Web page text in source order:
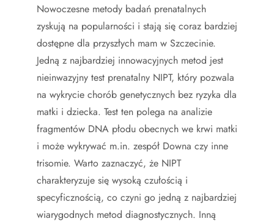
Nowoczesne metody badań prenatalnych
zyskują na popularności i stają się coraz bardziej
dostępne dla przyszłych mam w Szczecinie.
Jedną z najbardziej innowacyjnych metod jest
nieinwazyjny test prenatalny NIPT, który pozwala
na wykrycie chorób genetycznych bez ryzyka dla
matki i dziecka. Test ten polega na analizie
fragmentów DNA płodu obecnych we krwi matki
i może wykrywać m.in. zespół Downa czy inne
trisomie. Warto zaznaczyć, że NIPT
charakteryzuje się wysoką czułością i
specyficznością, co czyni go jedną z najbardziej
wiarygodnych metod diagnostycznych. Inną